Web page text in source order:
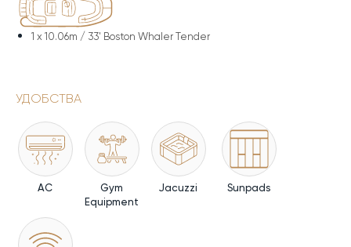
1 x 10.06m / 33' Boston Whaler Tender
УДОБСТВА
AC
Gym
Equipment
Jacuzzi Sunpads